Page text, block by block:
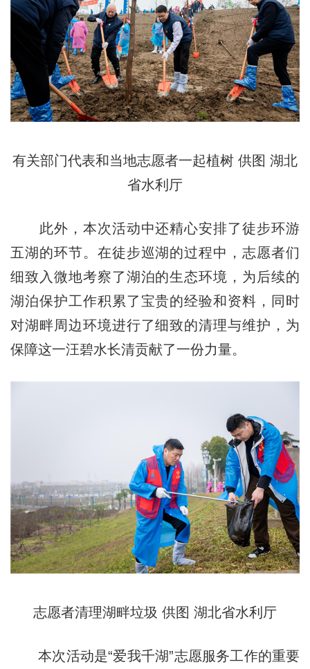
有关部门代表和当地志愿者一起植树 供图 湖北
省水利厅
此外，本次活动中还精心安排了徒步环游
五湖的环节。在徒步巡湖的过程中，志愿者们
细致入微地考察了湖泊的生态环境，为后续的
湖泊保护工作积累了宝贵的经验和资料，同时
对湖畔周边环境进行了细致的清理与维护，为
保障这一汪碧水长清贡献了一份力量。
志愿者清理湖畔垃圾 供图 湖北省水利厅
本次活动是“爱我千湖”志愿服务工作的重要